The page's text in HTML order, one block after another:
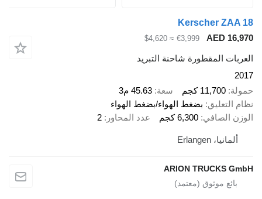
Kerscher
AED
€3,999
≈ $4,620
المقطورة شاحنة التبريد
11,700 كجم سعة
45.63 م3
بضغط الهواء/بضغط الهواء
الصافي
6,300 كجم عدد المحاور 2
ARION TRUCKS